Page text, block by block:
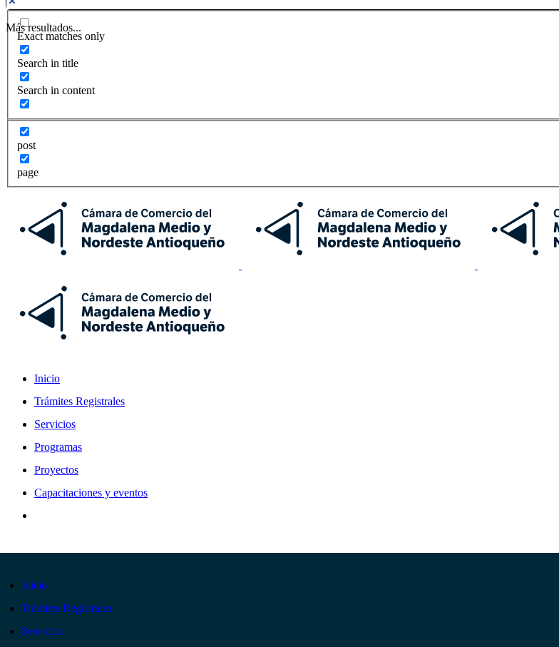
Más resultados...
Exact matches only
Search in title
Search in content
post
page
Inicio
Trámites Registrales
Servicios
Programas
Proyectos
Capacitaciones y eventos
Inicio
Trámites Registrales
Servicios